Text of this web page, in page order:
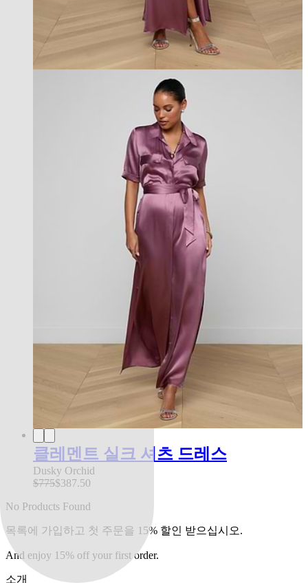
클레멘트 실크 셔츠 드레스
Dusky Orchid
$775$387.50
No Products Found
목록에 가입하고 첫 주문을 15% 할인 받으십시오.
And enjoy 15% off your first order.
소개